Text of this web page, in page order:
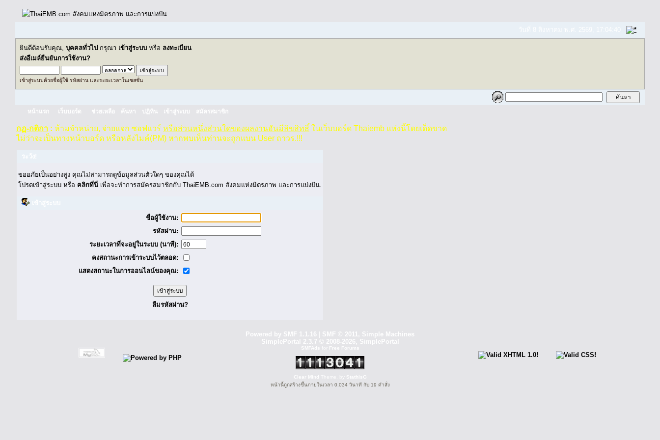
ยินดีต้อนรับคุณ, บุคคลทั่วไป กรุณา เข้าสู่ระบบ หรือ ลงทะเบียน
ส่งอีเมล์ยืนยันการใช้งาน?
เข้าสู่ระบบด้วยชื่อผู้ใช้ รหัสผ่าน และระยะเวลาในเซสชั่น
หน้าแรก เว็บบอร์ด ช่วยเหลือ ค้นหา ปฏิทิน เข้าสู่ระบบ สมัครสมาชิก
กฏ-กติกา : ห้ามจำหน่าย, จ่ายแจก ซอฟแวร์ หรือส่วนหนึ่งส่วนใดของผลงานอันมีลิขสิทธิ์ ในเว็บบอร์ด Thaiemb แห่งนี้โดยเด็ดขาด
ไม่ว่าจะเป็นทางหน้าบอร์ด หรือหลังไมค์(PM) หากพบเห็นท่านจะถูกแบน User ถาวร.!!!
ขออภัยเป็นอย่างสูง คุณไม่สามารถดูข้อมูลส่วนตัวใดๆ ของคุณได้
โปรดเข้าสู่ระบบ หรือ คลิกที่นี่ เพื่อจะทำการสมัครสมาชิกกับ ThaiEMB.com สังคมแห่งมิตรภาพ และการแบ่งปัน.
ชื่อผู้ใช้งาน:
รหัสผ่าน:
ระยะเวลาที่จะอยู่ในระบบ (นาที):
คงสถานะการเข้าระบบไว้ตลอด:
แสดงสถานะในการออนไลน์ของคุณ:
ลืมรหัสผ่าน?
Powered by SMF 1.1.16
SMF © 2011, Simple Machines
SimplePortal 2.3.7 © 2008-2026, SimplePortal
SMFAds for Free Forums
Clear Mind Theme, by
StathisG
หน้านี้ถูกสร้างขึ้นภายในเวลา 0.034 วินาที กับ 19 คำสั่ง